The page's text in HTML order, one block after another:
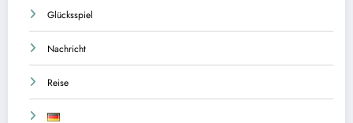
Glücksspiel
Nachricht
Reise